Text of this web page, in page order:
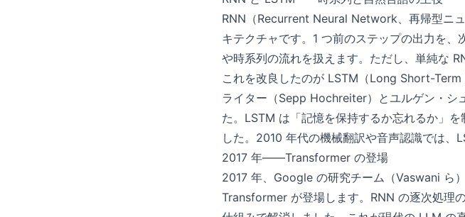
RNN（Recurrent Neural Network、再帰型ニ
キテクチャです。1 つ前のステップの出力を
や時系列の流れを扱えます。ただし、単純な
これを改良したのが LSTM（Long Short-
ライター（Sepp Hochreiter）とユルゲン・シ
た。LSTM は「記憶を保持するか忘れるか」
した。2010 年代の機械翻訳や音声認識では、
2017 年——Transformer の登場
2017 年、Google の研究チーム（Vaswani ら
Transformer が登場します。RNN の逐次処理